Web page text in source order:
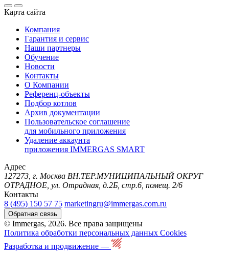
Карта сайта
Компания
Гарантия и сервис
Наши партнеры
Обучение
Новости
Контакты
О Компании
Референц-объекты
Подбор котлов
Архив документации
Пользовательское соглашение
для мобильного приложения
Удаление аккаунта
приложения IMMERGAS SMART
Адрес
127273, г. Москва ВН.ТЕР.МУНИЦИПАЛЬНЫЙ ОКРУГ
ОТРАДНОЕ, ул. Отрадная, д.2Б, стр.6, помещ. 2/6
Контакты
8 (495) 150 57 75 marketingru@immergas.com.ru
Обратная связь
© Immergas, 2026. Все права защищены
Политика обработки персональных данных Cookies
Разработка и продвижение —